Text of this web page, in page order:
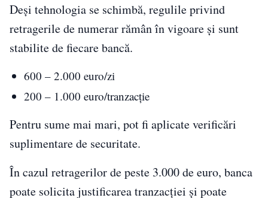
Deși tehnologia se schimbă, regulile privind
retragerile de numerar rămân în vigoare și sunt
stabilite de fiecare bancă.
600 – 2.000 euro/zi
200 – 1.000 euro/tranzacție
Pentru sume mai mari, pot fi aplicate verificări
suplimentare de securitate.
În cazul retragerilor de peste 3.000 de euro, banca
poate solicita justificarea tranzacției și poate